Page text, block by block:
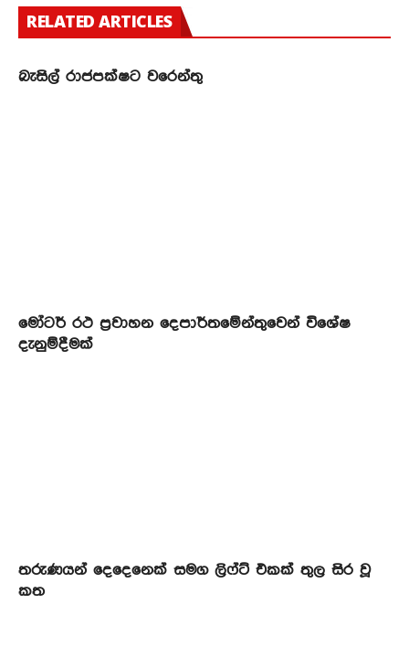
RELATED ARTICLES
බැසිල් රාජපක්ෂට වරෙන්තු
මෝටර් රථ ප්‍රවාහන දෙපාර්තමේන්තුවෙන් විශේෂ
දැනුම්දීමක්
තරුණයන් දෙදෙනෙක් සමග ලිෆ්ට් එකක් තුල සිර වූ
කත